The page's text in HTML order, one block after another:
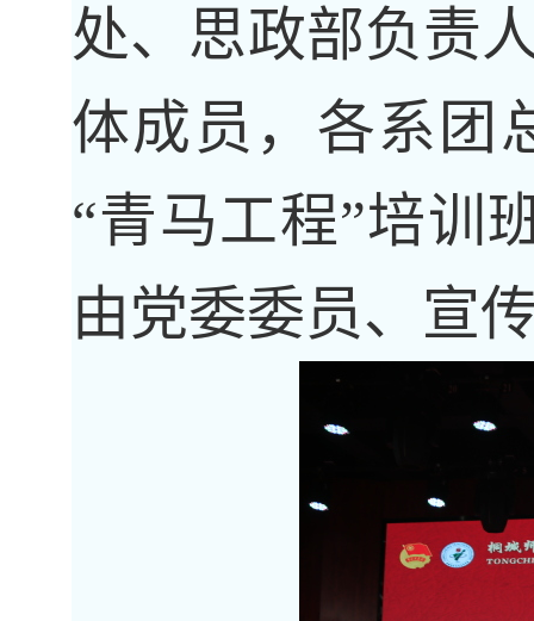
处、思政部负责
体成员，各系团
“青马工程”培训
由党委委员、宣